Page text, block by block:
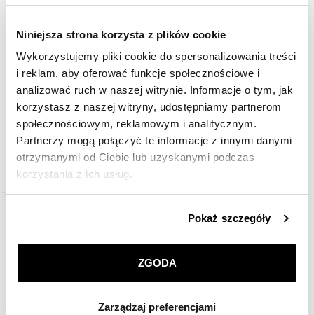
Niniejsza strona korzysta z plików cookie
Wykorzystujemy pliki cookie do spersonalizowania treści
i reklam, aby oferować funkcje społecznościowe i
analizować ruch w naszej witrynie. Informacje o tym, jak
korzystasz z naszej witryny, udostępniamy partnerom
społecznościowym, reklamowym i analitycznym.
Partnerzy mogą połączyć te informacje z innymi danymi
otrzymanymi od Ciebie lub uzyskanymi podczas
korzystania z ich usług.
przez nas plików cookie znajdziesz wPolityce
korzystamy. Możesz również wybrać jaki rodzaj plików
Pokaż szczegóły
ZGODA
Zarządzaj preferencjami
Bransoletka FOPE FLEX'IT z żółtego i białego złota z brylantami - 0,10 ct -
próba 750
43 590 zł